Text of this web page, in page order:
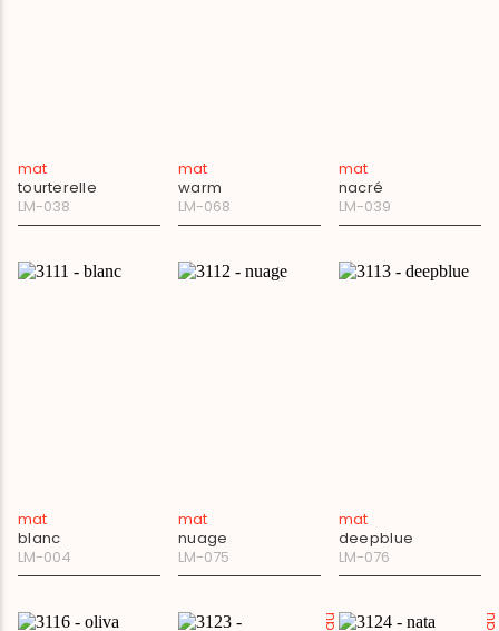
mat
tourterelle
LM-038
mat
warm
LM-068
mat
nacré
LM-039
mat
blanc
LM-004
mat
nuage
LM-075
mat
deepblue
LM-076